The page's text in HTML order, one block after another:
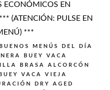
ECONÓMICOS EN
(ATENCIÓN: PULSE EN
***
BUENOS MENÚS DEL DÍA
BUEY VACA
BRASA ALCORCÓN
VACA VIEJA
DRY AGED